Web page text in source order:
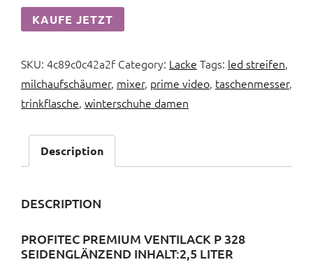
KAUFE JETZT
SKU: 4c89c0c42a2f Category: Lacke Tags: led streifen,
milchaufschäumer, mixer, prime video, taschenmesser,
trinkflasche, winterschuhe damen
Description
DESCRIPTION
PROFITEC PREMIUM VENTILACK P 328
SEIDENGLÄNZEND INHALT:2,5 LITER